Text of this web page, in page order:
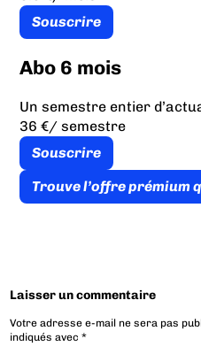
Souscrire
Abo 6 mois
Un semestre entier
36 €/ semestre
Souscrire
Trouve l’offre prémium
Laisser un commentaire
Votre adresse e-mail ne sera pas
indiqués avec*